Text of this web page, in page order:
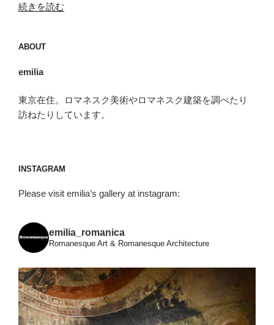
“ル・
ス
エ
＝
＝
ゼ
ユ
（Le
Monastier-
sur-
Gazeille）”
の
続きを読む
ABOUT
emilia
東京在住。ロマネスク美術やロマネスク建築を調べたり
訪ねたりしています。
INSTAGRAM
Please visit emilia’s gallery at instagram:
emilia_romanica
Romanesque Art & Romanesque Architecture